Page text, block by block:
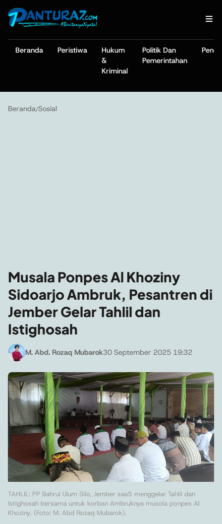
Beranda Peristiwa
Hukum
&
Kriminal
Politik Dan
Pemerintahan
Beranda/Sosial
Musala Ponpes Al Khoziny
Sidoarjo Ambruk, Pesantren di
Jember Gelar Tahlil dan
Istighosah
M. Abd. Rozaq Mubarok30 September 2025 19:32
TAHLIL: PP Bahrul Ulum Silo, Jember saa5 menggelar Tahlil dan
Istighosah bersama untuk korban Ambruknya musola ponpes Al
Khoziny. (Foto: M. Abd Rozaq Mubarok).